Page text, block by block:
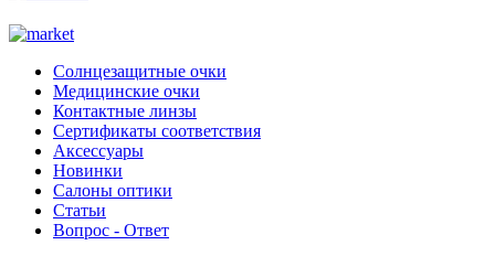
Солнцезащитные очки
Медицинские очки
Контактные линзы
Сертификаты соответствия
Аксессуары
Новинки
Салоны оптики
Статьи
Вопрос - Ответ